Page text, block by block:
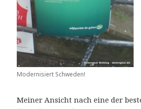
Modernisiert Schweden!
Meiner Ansicht nach eine der